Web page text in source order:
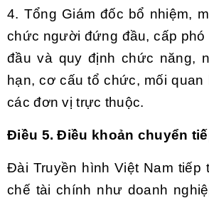
4. Tổng Giám đốc bổ nhiệm,
chức người đứng đầu, cấp
đầu và quy định chức năng,
hạn, cơ cấu tổ chức, mối quan
các đơn vị trực thuộc.
Điều 5. Điều khoản chuyển
Đài Truyền hình Việt Nam tiếp
chế tài chính như doanh